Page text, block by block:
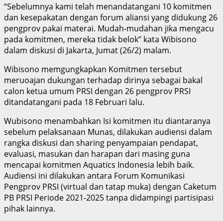
“Sebelumnya kami telah menandatangani 10 komitmen
dan kesepakatan dengan forum aliansi yang didukung 26
pengprov pakai materai. Mudah-mudahan jika mengacu
pada komitmen, mereka tidak belok” kata Wibisono
dalam diskusi di Jakarta, Jumat (26/2) malam.
Wibisono memgungkapkan Komitmen tersebut
meruoajan dukungan terhadap dirinya sebagai bakal
calon ketua umum PRSI dengan 26 pengprov PRSI
ditandatangani pada 18 Februari lalu.
Wubisono menambahkan Isi komitmen itu diantaranya
sebelum pelaksanaan Munas, dilakukan audiensi dalam
rangka diskusi dan sharing penyampaian pendapat,
evaluasi, masukan dan harapan dari masing guna
mencapai komitmen Aquatics Indonesia lebih baik.
Audiensi ini dilakukan antara Forum Komunikasi
Pengprov PRSI (virtual dan tatap muka) dengan Caketum
PB PRSI Periode 2021-2025 tanpa didampingi partisipasi
pihak lainnya.